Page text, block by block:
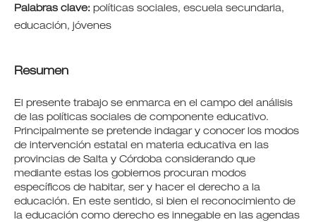
Palabras clave: políticas sociales, escuela secundaria,
educación, jóvenes
Resumen
El presente trabajo se enmarca en el campo del análisis
de las políticas sociales de componente educativo.
Principalmente se pretende indagar y conocer los modos
de intervención estatal en materia educativa en las
provincias de Salta y Córdoba considerando que
mediante estas los gobiernos procuran modos
específicos de habitar, ser y hacer el derecho a la
educación. En este sentido, si bien el reconocimiento de
la educación como derecho es innegable en las agendas